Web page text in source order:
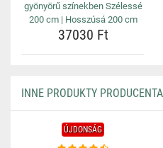
gyönyörű színekben Szélessé
200 cm | Hosszúsá 200 cm
37030 Ft
INNE PRODUKTY
ÚJDONSÁG